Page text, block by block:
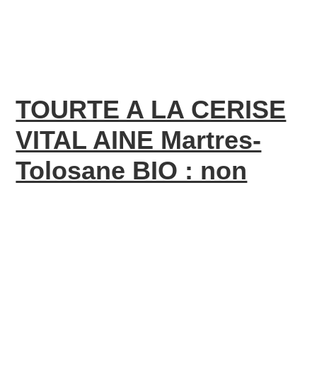
TOURTE A LA CERISE
VITAL AINE Martres-
Tolosane BIO : non